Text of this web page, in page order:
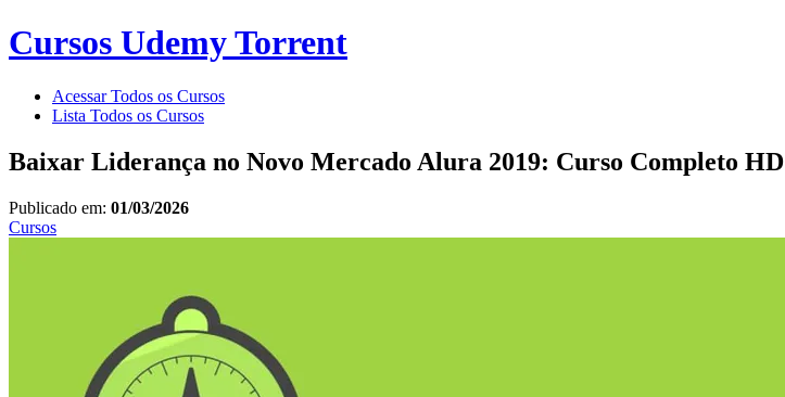
Cursos Udemy Torrent
Acessar Todos os Cursos
Lista Todos os Cursos
Baixar Liderança no Novo Mercado Alura 2019: Curso Completo HD
Publicado em: 01/03/2026
Cursos